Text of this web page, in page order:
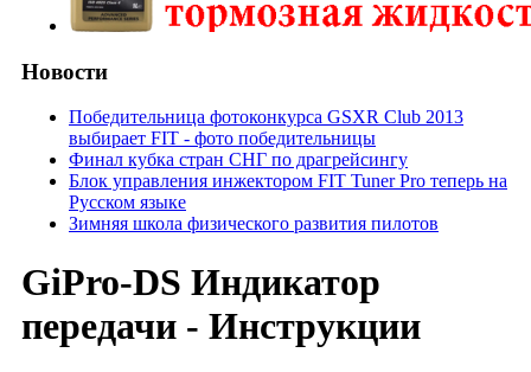
Новости
Победительница фотоконкурса GSXR Club 2013
выбирает FIT - фото победительницы
Финал кубка стран СНГ по драгрейсингу
Блок управления инжектором FIT Tuner Pro теперь на
Русском языке
Зимняя школа физического развития пилотов
GiPro-DS Индикатор
передачи - Инструкции